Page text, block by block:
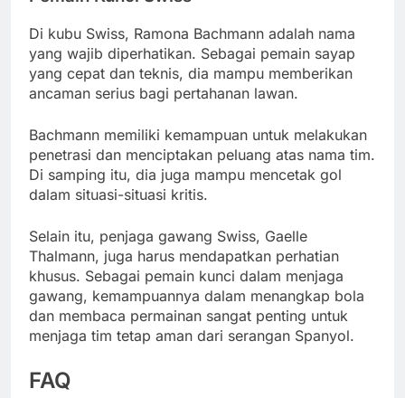
Di kubu Swiss, Ramona Bachmann adalah nama
yang wajib diperhatikan. Sebagai pemain sayap
yang cepat dan teknis, dia mampu memberikan
ancaman serius bagi pertahanan lawan.
Bachmann memiliki kemampuan untuk melakukan
penetrasi dan menciptakan peluang atas nama tim.
Di samping itu, dia juga mampu mencetak gol
dalam situasi-situasi kritis.
Selain itu, penjaga gawang Swiss, Gaelle
Thalmann, juga harus mendapatkan perhatian
khusus. Sebagai pemain kunci dalam menjaga
gawang, kemampuannya dalam menangkap bola
dan membaca permainan sangat penting untuk
menjaga tim tetap aman dari serangan Spanyol.
FAQ